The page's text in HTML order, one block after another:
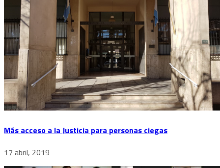
Más acceso a la Justicia para personas ciegas
17 abril, 2019